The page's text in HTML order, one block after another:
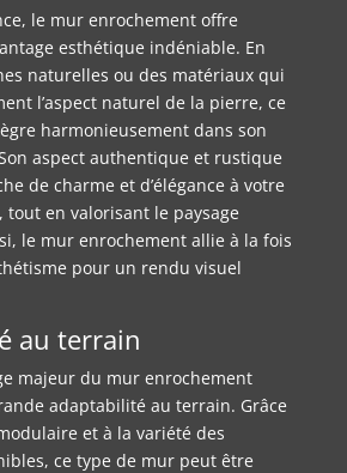
le mur enrochement offre
esthétique indéniable. En
naturelles ou des matériaux qui
l’aspect naturel de la pierre, ce
harmonieusement dans son
aspect authentique et rustique
de charme et d’élégance à votre
tout en valorisant le paysage
le mur enrochement allie à la fois
pour un rendu visuel
au terrain
majeur du mur enrochement
adaptabilité au terrain. Grâce
et à la variété des
ce type de mur peut être